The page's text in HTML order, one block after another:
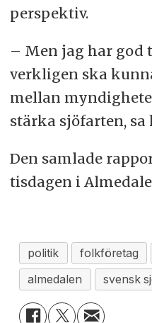
perspektiv.
– Men jag har
verkligen ska
mellan
stärka sjöfarten, sa
Den samlade
tisdagen i
politik folkföretag
almedalen
svensk